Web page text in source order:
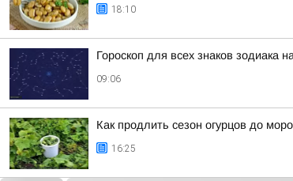
18:10
Гороскоп для всех знаков зодиака
09:06
Как продлить сезон огурцов до
16:25